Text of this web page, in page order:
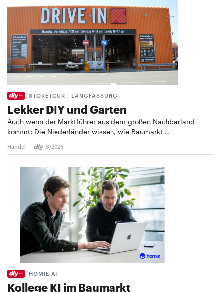
STORETOUR | LANGFASSUNG
Lekker DIY und Garten
Auch wenn der Marktführer aus dem großen Nachbarland
kommt: Die Niederländer wissen, wie Baumarkt …
Handel 8/2026
HOMIE AI
Kollege KI im Baumarkt